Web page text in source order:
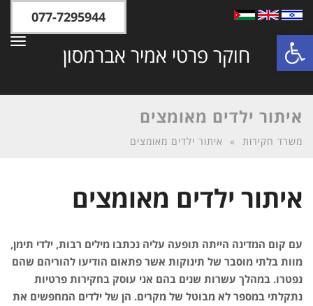
פתח סרגל נגישות
077-7295944
חוקר פרטי אמיר אברמסון
איתור ילדים מאומצים
משרד חקירות » איתור ילדים מאומצים
איתור ילדים מאומצים
עם קום המדינה הייתה תופעה עליה נכתבו מילים רבות, ילדי תימן,
מוות בלתי מוסבר של תינוקות אשר פתאום הודיעו להוריהם שהם
נפטרו. במהלך עשרות שנים בהם אני עוסק בחקירות פרטיות
נתקלתי במספר לא מבוטל של מקרים. הן של ילדים המחפשים את